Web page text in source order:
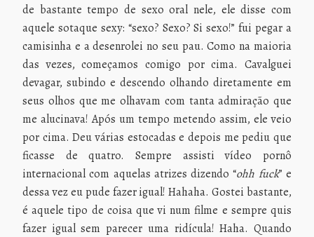
de bastante tempo de sexo oral nele, ele disse com
aquele sotaque sexy: “sexo? Sexo? Si sexo!” fui pegar a
camisinha e a desenrolei no seu pau. Como na maioria
das vezes, começamos comigo por cima. Cavalguei
devagar, subindo e descendo olhando diretamente em
seus olhos que me olhavam com tanta admiração que
me alucinava! Após um tempo metendo assim, ele veio
por cima. Deu várias estocadas e depois me pediu que
ficasse de quatro. Sempre assisti vídeo pornô
internacional com aquelas atrizes dizendo “ohh fuck” e
dessa vez eu pude fazer igual! Hahaha. Gostei bastante,
é aquele tipo de coisa que vi num filme e sempre quis
fazer igual sem parecer uma ridícula! Haha. Quando